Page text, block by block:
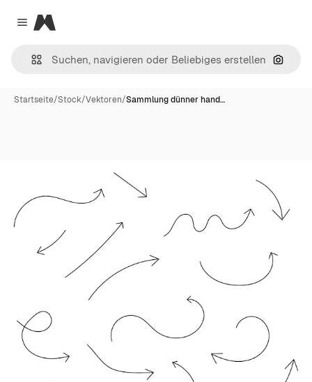
Close menu
Magnific
Nach
Startseite/Stock/Vektoren/Sammlung dünner hand…